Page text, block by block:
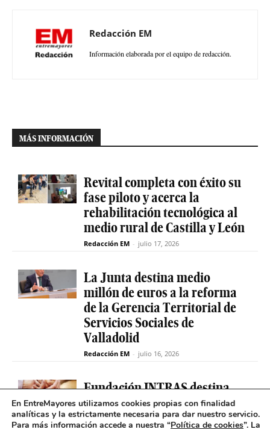
Redacción EM
Información elaborada por el equipo de redacción.
MÁS INFORMACIÓN
Revital completa con éxito su
fase piloto y acerca la
rehabilitación tecnológica al
medio rural de Castilla y León
Redacción EM - julio 17, 2026
La Junta destina medio
millón de euros a la reforma
de la Gerencia Territorial de
Servicios Sociales de
Valladolid
Redacción EM - julio 16, 2026
Fundación INTRAS destina
6.000 euros a proyectos
sociales que impulsen la
En EntreMayores utilizamos cookies propias con finalidad
analíticas y la estrictamente necesaria para dar nuestro servicio.
Para más información accede a nuestra “Política de cookies”. La